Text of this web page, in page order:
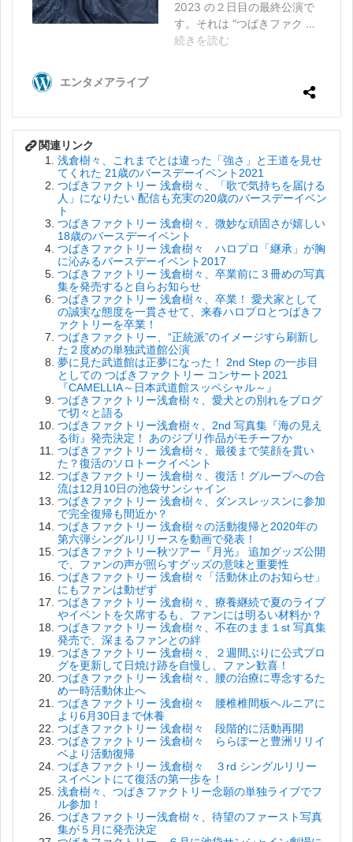
浅倉樹々、これまでとは違った「強さ」と王道を見せ
てくれた 21歳のバースデーイベント2021
つばきファクトリー 浅倉樹々、「歌で気持ちを届ける
人」になりたい 配信も充実の20歳のバースデーイベン
ト
つばきファクトリー 浅倉樹々、微妙な頑固さが嬉しい
18歳のバースデーイベント
つばきファクトリー 浅倉樹々 ハロプロ「継承」が胸
に沁みるバースデーイベント2017
つばきファクトリー 浅倉樹々、卒業前に３冊めの写真
集を発売すると自らお知らせ
つばきファクトリー 浅倉樹々、卒業！ 愛犬家として
の誠実な態度を一貫させて、来春ハロプロとつばきフ
ァクトリーを卒業！
つばきファクトリー、“正統派”のイメージすら刷新し
た２度めの単独武道館公演
夢に見た武道館は正夢になった！ 2nd Step の一歩目
としての つばきファクトリー コンサート2021
『CAMELLIA～日本武道館スッペシャル～』
つばきファクトリー浅倉樹々、愛犬との別れをブログ
で切々と語る
つばきファクトリー浅倉樹々、2nd 写真集『海の見え
る街』発売決定！ あのジブリ作品がモチーフか
つばきファクトリー 浅倉樹々、最後まで笑顔を貫い
た？復活のソロトークイベント
つばきファクトリー 浅倉樹々、復活！グループへの合
流は12月10日の池袋サンシャイン
つばきファクトリー 浅倉樹々、ダンスレッスンに参加
で完全復帰も間近か？
つばきファクトリー 浅倉樹々の活動復帰と2020年の
第六弾シングルリリースを動画で発表！
つばきファクトリー秋ツアー『月光』 追加グッズ公開
で、ファンの声が照らすグッズの意味と重要性
つばきファクトリー 浅倉樹々「活動休止のお知らせ」
にもファンは動ぜず
つばきファクトリー 浅倉樹々、療養継続で夏のライブ
やイベントを欠席するも、ファンには明るい材料か？
つばきファクトリー 浅倉樹々、不在のまま１st 写真集
発売で、深まるファンとの絆
つばきファクトリー 浅倉樹々、２週間ぶりに公式ブロ
グを更新して日焼け跡を自慢し、ファン歓喜！
つばきファクトリー 浅倉樹々、腰の治療に専念するた
め一時活動休止へ
つばきファクトリー 浅倉樹々 腰椎椎間板ヘルニアに
より6月30日まで休養
つばきファクトリー 浅倉樹々 段階的に活動再開
つばきファクトリー 浅倉樹々 ららぽーと豊洲リリイ
ベより活動復帰
つばきファクトリー 浅倉樹々 ３rd シングルリリー
スイベントにて復活の第一歩を！
浅倉樹々、つばきファクトリー念願の単独ライブでフ
ル参加！
つばきファクトリー浅倉樹々、待望のファースト写真
集が５月に発売決定